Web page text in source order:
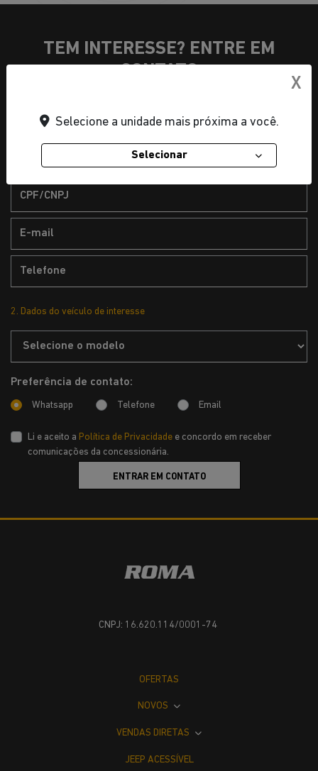
TEM INTERESSE? ENTRE EM
CONTATO
1. Seus dados
2. Dados do veículo de interesse
Preferência de contato:
Whatsapp Telefone Email
Li e aceito a Política de Privacidade e concordo em receber
comunicações da concessionária.
ENTRAR EM CONTATO
CNPJ: 16.620.114/0001-74
OFERTAS
NOVOS
VENDAS DIRETAS
JEEP ACESSÍVEL
X
Selecione a unidade mais próxima a você.
Selecionar